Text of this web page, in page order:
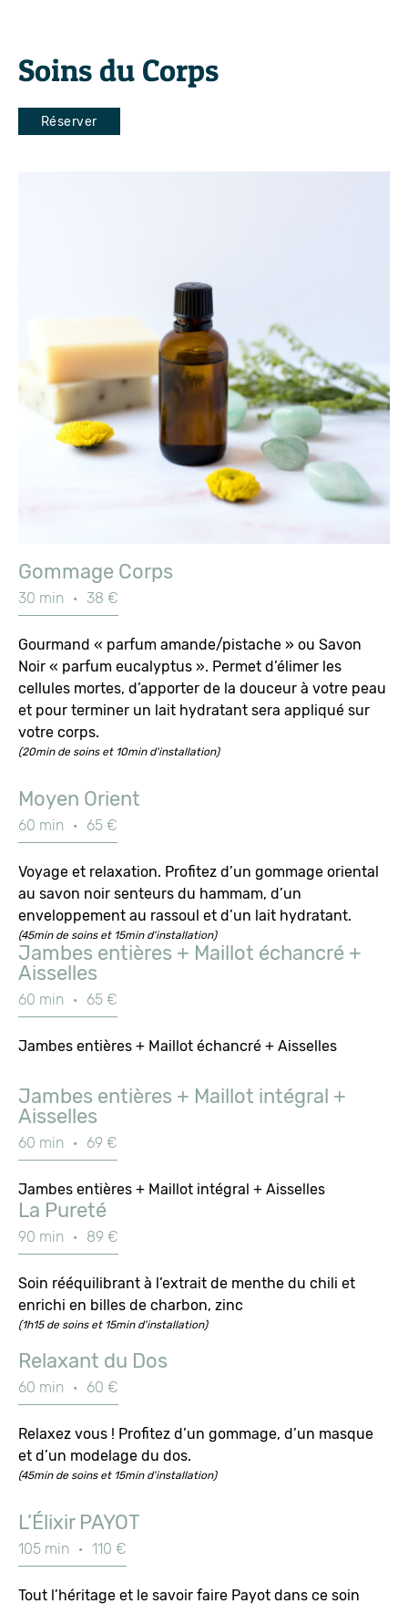
Soins du Corps
Réserver
Gommage Corps
30 min · 38 €
Gourmand « parfum amande/pistache » ou Savon
Noir « parfum eucalyptus ». Permet d’élimer les
cellules mortes, d’apporter de la douceur à votre peau
et pour terminer un lait hydratant sera appliqué sur
votre corps.
(20min de soins et 10min d'installation)
Moyen Orient
60 min · 65 €
Voyage et relaxation. Profitez d’un gommage oriental
au savon noir senteurs du hammam, d’un
enveloppement au rassoul et d’un lait hydratant.
(45min de soins et 15min d'installation)
Jambes entières + Maillot échancré +
Aisselles
60 min · 65 €
Jambes entières + Maillot échancré + Aisselles
Jambes entières + Maillot intégral +
Aisselles
60 min · 69 €
Jambes entières + Maillot intégral + Aisselles
La Pureté
90 min · 89 €
Soin rééquilibrant à l’extrait de menthe du chili et
enrichi en billes de charbon, zinc
(1h15 de soins et 15min d'installation)
Relaxant du Dos
60 min · 60 €
Relaxez vous ! Profitez d’un gommage, d’un masque
et d’un modelage du dos.
(45min de soins et 15min d'installation)
L’Élixir PAYOT
105 min · 110 €
Tout l’héritage et le savoir faire Payot dans ce soin